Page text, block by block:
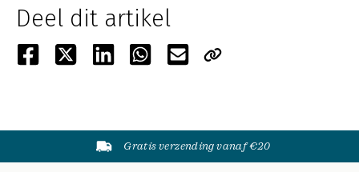
Deel dit artikel
Gratis verzending vanaf €20